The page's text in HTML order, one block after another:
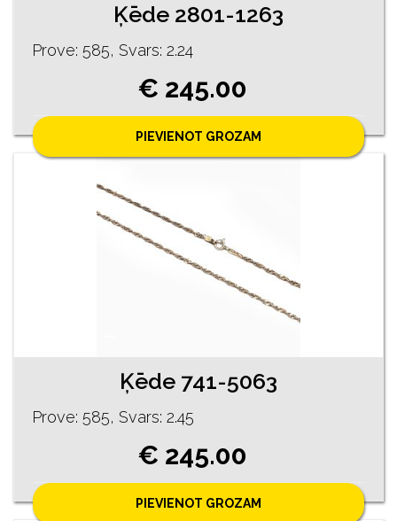
Ķēde 2801-1263
Prove: 585, Svars: 2.24
€ 245.00
PIEVIENOT GROZAM
Ķēde 741-5063
Prove: 585, Svars: 2.45
€ 245.00
PIEVIENOT GROZAM